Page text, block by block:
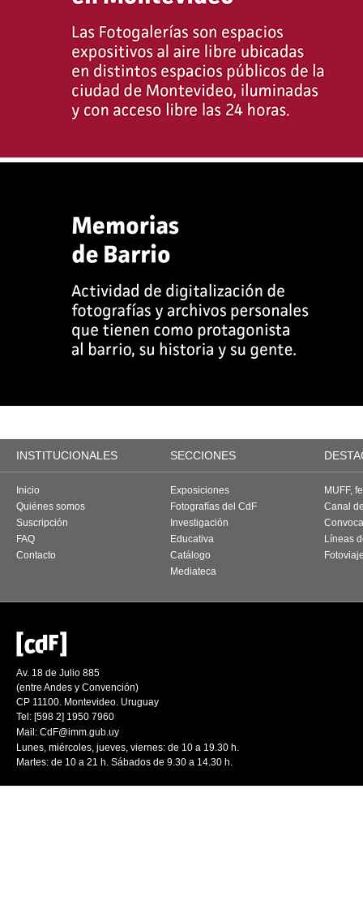
INSTITUCIONALES SECCIONES
Inicio
Quiénes somos
Suscripción
FAQ
Contacto
Exposiciones
Fotografías del CdF
Investigación
Educativa
Catálogo
Mediateca
MUFF,
Canal
Líneas
Av. 18 de Julio 885
(entre Andes y Convención)
CP 11100. Montevideo. Uruguay
Tel: [598 2] 1950 7960
Mail: CdF@imm.gub.uy
Lunes, miércoles, jueves, viernes: de 10 a 19.30 h.
Martes: de 10 a 21 h. Sábados de 9.30 a 14.30 h.